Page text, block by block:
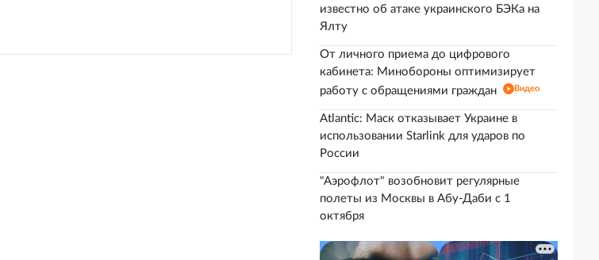
известно об атаке украинского БЭКа на
Ялту
От личного приема до цифрового
кабинета: Минобороны оптимизирует
работу с обращениями граждан
Видео
Atlantic: Маск отказывает Украине в
использовании Starlink для ударов по
России
"Аэрофлот" возобновит регулярные
полеты из Москвы в Абу-Даби с 1
октября